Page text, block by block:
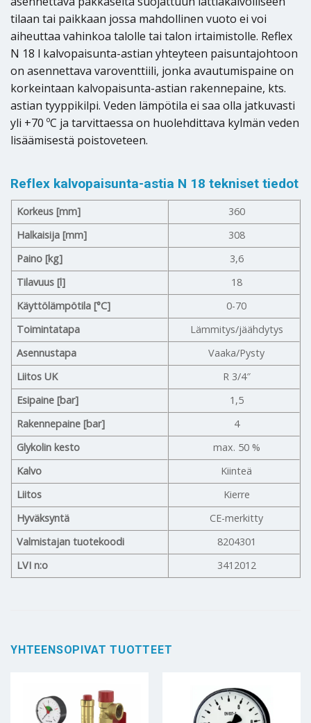
tilaan tai paikkaan jossa mahdollinen vuoto ei voi
aiheuttaa vahinkoa talolle tai talon irtaimistolle. Reflex
N 18 l kalvopaisunta-astian yhteyteen paisuntajohtoon
on asennettava varoventtiili, jonka avautumispaine on
korkeintaan kalvopaisunta-astian rakennepaine, kts.
astian tyyppikilpi. Veden lämpötila ei saa olla jatkuvasti
yli +70 ºC ja tarvittaessa on huolehdittava kylmän veden
lisäämisestä poistoveteen.
Reflex kalvopaisunta-astia N 18 tekniset tiedot
Korkeus [mm]
360
Halkaisija [mm]
308
Paino [kg]
3,6
Tilavuus [l]
18
Käyttölämpötila [°C]
0-70
Toimintatapa
Lämmitys/jäähdytys
Asennustapa
Vaaka/Pysty
Liitos UK
R 3/4″
Esipaine [bar]
1,5
Rakennepaine [bar]
4
Glykolin kesto
max. 50 %
Kalvo
Kiinteä
Liitos
Kierre
Hyväksyntä
CE-merkitty
Valmistajan tuotekoodi
8204301
LVI n:o
3412012
YHTEENSOPIVAT TUOTTEET